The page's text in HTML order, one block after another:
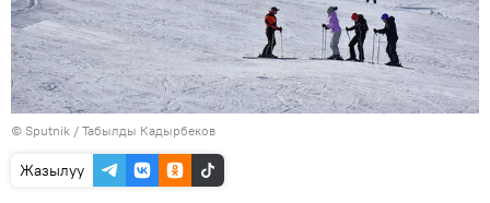
© Sputnik / Табылды Кадырбеков
Жазылуу